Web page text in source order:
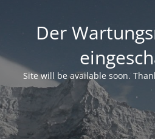
Der
Site will be available soon.